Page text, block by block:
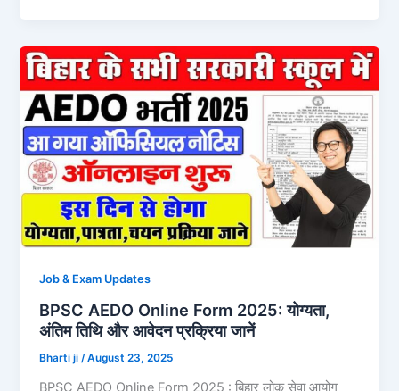
Job & Exam Updates
BPSC AEDO Online Form 2025: योग्यता,
अंतिम तिथि और आवेदन प्रक्रिया जानें
Bharti ji/August 23, 2025
BPSC AEDO Online Form 2025 : बिहार लोक सेवा आयोग